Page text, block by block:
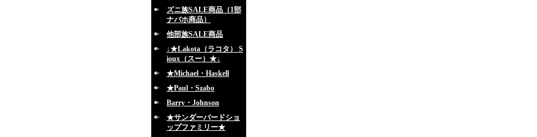
ズニ族SALE商品（1部
ナバホ商品）
他部族SALE商品
↓★Lakota（ラコタ） S
ioux（スー）★↓
★Michael・Haskell
★Paul・Szabo
Barry・Johnson
★サンダーバードショ
ップファミリー★